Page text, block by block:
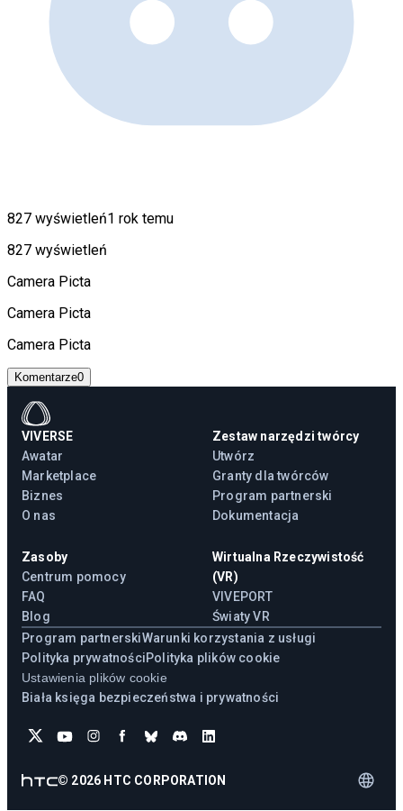
827 wyświetleń1 rok temu
827 wyświetleń
Camera Picta
Camera Picta
Camera Picta
Komentarze0
VIVERSE
Awatar
Marketplace
Biznes
O nas
Zestaw narzędzi twórcy
Utwórz
Granty dla twórców
Program partnerski
Dokumentacja
Zasoby
Centrum pomocy
FAQ
Blog
Wirtualna Rzeczywistość
(VR)
VIVEPORT
Światy VR
Program partnerskiWarunki korzystania z usługi
Polityka prywatnościPolityka plików cookie
Ustawienia plików cookie
Biała księga bezpieczeństwa i prywatności
© 2026 HTC CORPORATION